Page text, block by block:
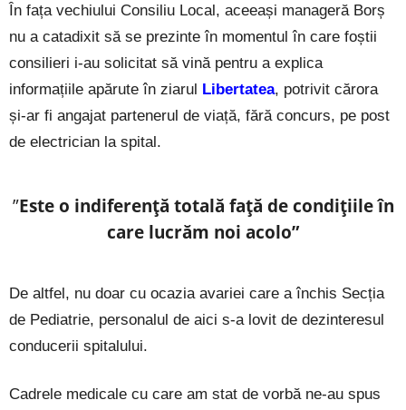
În fața vechiului Consiliu Local, aceeași manageră Borș
nu a catadixit să se prezinte în momentul în care foștii
consilieri i-au solicitat să vină pentru a explica
informațiile apărute în ziarul Libertatea, potrivit cărora
și-ar fi angajat partenerul de viață, fără concurs, pe post
de electrician la spital.
”Este o indiferență totală față de condițiile în
care lucrăm noi acolo”
De altfel, nu doar cu ocazia avariei care a închis Secția
de Pediatrie, personalul de aici s-a lovit de dezinteresul
conducerii spitalului.
Cadrele medicale cu care am stat de vorbă ne-au spus